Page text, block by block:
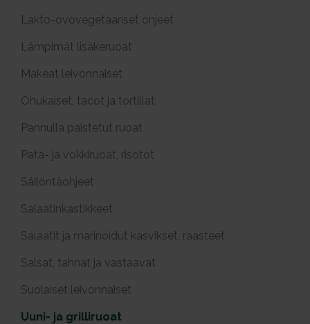
Lakto-ovovegetaariset ohjeet
Lämpimät lisäkeruoat
Makeat leivonnaiset
Ohukaiset, tacot ja tortillat
Pannulla paistetut ruoat
Pata- ja vokkiruoat, risotot
Säilöntäohjeet
Salaatinkastikkeet
Salaatit ja marinoidut kasvikset, raasteet
Salsat, tahnat ja vastaavat
Suolaiset leivonnaiset
Uuni- ja grilliruoat